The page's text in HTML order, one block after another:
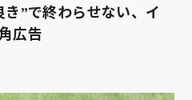
”で終わらせない、イ
広告